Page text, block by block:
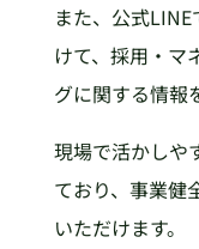
また、公式
けて、採用・マ
グに関する情報
現場で活かしや
ており、事業健
いただけます。